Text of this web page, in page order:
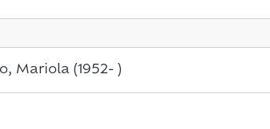
Mariola (1952- )